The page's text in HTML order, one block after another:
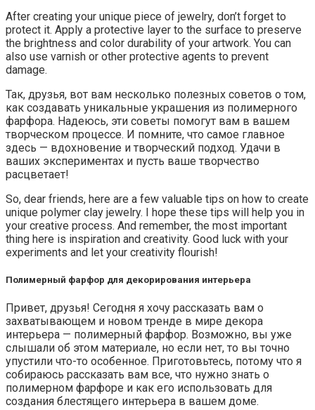
After creating your unique piece of jewelry, don’t forget to
protect it. Apply a protective layer to the surface to preserve
the brightness and color durability of your artwork. You can
also use varnish or other protective agents to prevent
damage.
Так, друзья, вот вам несколько полезных советов о том,
как создавать уникальные украшения из полимерного
фарфора. Надеюсь, эти советы помогут вам в вашем
творческом процессе. И помните, что самое главное
здесь — вдохновение и творческий подход. Удачи в
ваших экспериментах и пусть ваше творчество
расцветает!
So, dear friends, here are a few valuable tips on how to create
unique polymer clay jewelry. I hope these tips will help you in
your creative process. And remember, the most important
thing here is inspiration and creativity. Good luck with your
experiments and let your creativity flourish!
Полимерный фарфор для декорирования интерьера
Привет, друзья! Сегодня я хочу рассказать вам о
захватывающем и новом тренде в мире декора
интерьера — полимерный фарфор. Возможно, вы уже
слышали об этом материале, но если нет, то вы точно
упустили что-то особенное. Приготовьтесь, потому что я
собираюсь рассказать вам все, что нужно знать о
полимерном фарфоре и как его использовать для
создания блестящего интерьера в вашем доме.